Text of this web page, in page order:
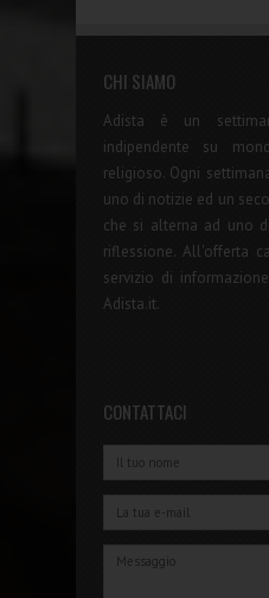
CHI SIAMO
Adista è un
indipendente su
religioso. Ogni
uno di notizie ed un
che si alterna ad uno
riflessione. All'offerta
servizio di
Adista.it.
CONTATTACI